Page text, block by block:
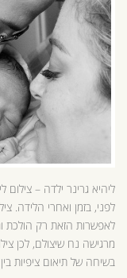
ליהיא גרינר ילדה – צילום
לפני, בזמן ואחרי הלידה.
לאפשרות הזאת רק הולכת
מרגישה נח שיצולם, לכן
בשיחה של תיאום ציפיות